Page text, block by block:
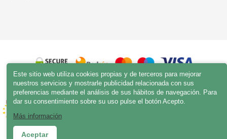
Este sitio web utiliza cookies propias y de terceros para mejorar
nuestros servicios y mostrarle publicidad relacionada con sus
preferencias mediante el análisis de sus hábitos de navegación. Para
dar su consentimiento sobre su uso pulse el botón Acepto.
Más información
Aceptar